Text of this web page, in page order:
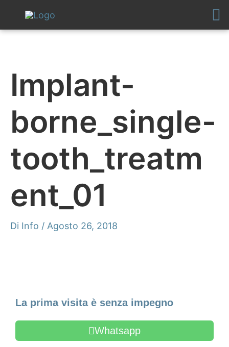
contenuto
Implant-
borne_single-
tooth_treatm
ent_01
Di Info / Agosto 26, 2018
La prima visita è senza impegno
Whatsapp